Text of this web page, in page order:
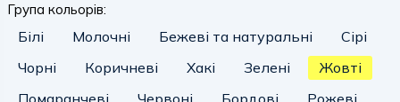
Група кольорів:
Білі Молочні Бежеві та натуральні
Сірі
Чорні
Коричневі Хакі Зелені
Жовті
Помаранчеві
Червоні Бордові
Рожеві